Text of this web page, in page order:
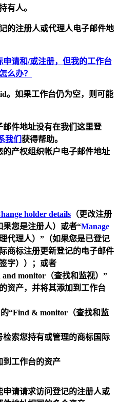
有人。
的注册人或代理人电子邮件地
请和/或注册，但我的工作台
么办？
。如果工作台仍为空，则可能
邮件地址没有在我们这里登
我们 获得帮助。
产权组织帐户电子邮件地址
holder details （更改注册
果您是注册人）或者“Manage
理代理人）”（如果您是已登记
商标注册更新登记的电子邮件
字））；或者
monitor（查找和监视）”
资产，并将其添加到工作台
“Find & monitor （查找和监
检索您持有或管理的商标国际
到工作台的资产
申请请求访问登记的注册人或